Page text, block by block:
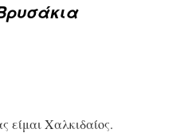
είμαι Χαλκιδαίος.